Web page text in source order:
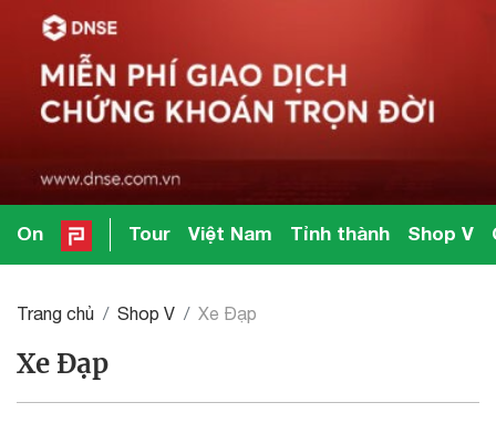
On Tour Việt Nam Tỉnh thành Shop V
Trang chủ Shop V Xe Đạp
Xe Đạp